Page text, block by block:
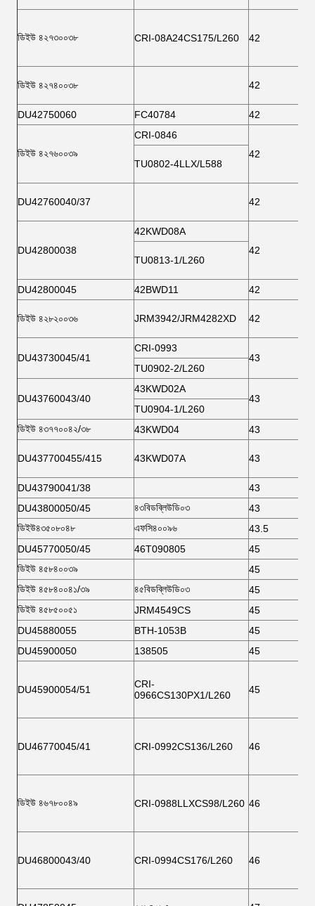
ডিইউ ৪২৭৩০০৩৮ CRI-08A24CS175/L260 42
ডিইউ ৪২৭৪০০৩৮ 42
DU42750060 FC40784 42
ডিইউ ৪২৭৬০০৩৯
CRI-0846
42
TU0802-4LLX/L588
DU42760040/37 42
DU42800038
42KWD08A
42
TU0813-1/L260
DU42800045 42BWD11 42
ডিইউ ৪২৮২০০৩৬ JRM3942/JRM4282XD 42
DU43730045/41
CRI-0993
43
TU0902-2/L260
DU43760043/40
43KWD02A
43
TU0904-1/L260
ডিইউ ৪৩৭৭০০৪২/৩৮
43KWD04 43
DU437700455/415 43KWD07A 43
DU43790041/38
43
DU43800050/45
৪৩বিডব্লিউডি০৩
43
ডিইউ৪৩৫০৮০৪৮
এফসি৪০০৯৬
43.5
DU45770050/45
46T090805
45
ডিইউ ৪৫৮৪০০৩৯
45
ডিইউ ৪৫৮৪০০৪১/৩৯
৪৫বিডব্লিউডি০৩
45
ডিইউ ৪৫৮৫০০৫১
JRM4549CS
45
DU45880055
BTH-1053B
45
DU45900050
138505 45
DU45900054/51
CRI-
0966CS130PX1/L260
45
DU46770045/41 CRI-0992CS136/L260 46
ডিইউ ৪৬৭৮০০৪৯ CRI-0988LLXCS98/L260 46
DU46800043/40 CRI-0994CS176/L260 46